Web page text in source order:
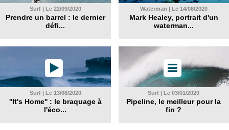
Surf | Le 22/09/2020
Prendre un barrel : le dernier
défi...
Waterman | Le 14/08/2020
Mark Healey, portrait d'un
waterman...
Surf | Le 13/08/2020
''It's Home'' : le braquage à
l'éco...
Surf | Le 03/01/2020
Pipeline, le meilleur pour la
fin ?